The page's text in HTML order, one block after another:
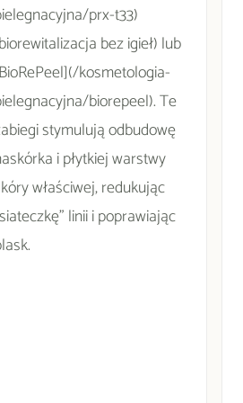
prx-t33)
bez igieł) lub
kosmetologia-
biorepeel). Te
stymulują odbudowę
i płytkiej warstwy
właściwej, redukując
linii i poprawiając